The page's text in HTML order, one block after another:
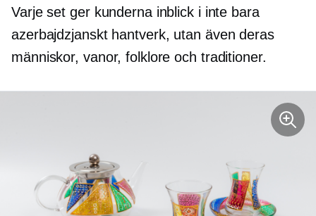
Varje set ger kunderna inblick i inte bara
azerbajdzjanskt hantverk, utan även deras
människor, vanor, folklore och traditioner.